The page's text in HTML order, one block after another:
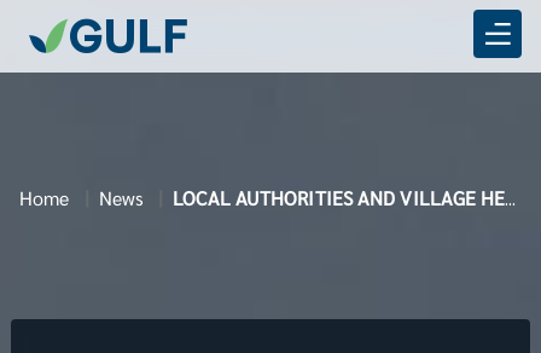
Home News LOCAL AUTHORITIES AND VILLAGE HEALTH VOLUNTEERS